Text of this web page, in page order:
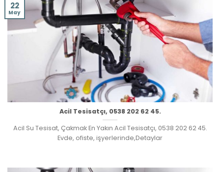
Acil Tesisatçı, 0538 202 62 45.
Acil Su Tesisat, Çakmak En Yakın Acil Tesisatçı, 0538 202 62 45.
Evde, ofiste, işyerlerinde,Detaylar
22
May